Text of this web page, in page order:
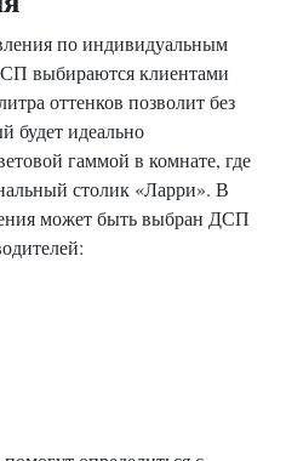
по индивидуальным
выбираются клиентами
оттенков позволит без
будет идеально
гаммой в комнате, где
столик «Ларри». В
может быть выбран ДСП